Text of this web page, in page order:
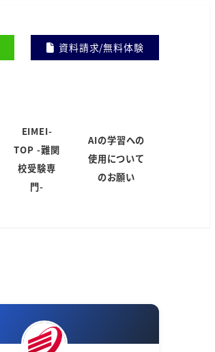
資料請求/無料体験
EIMEI-
TOP -難関
校受験専
門-
AIの学習への
使用について
のお願い